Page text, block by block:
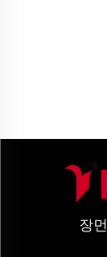
장